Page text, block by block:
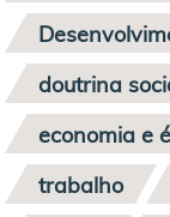
doutrina
economia e
trabalho